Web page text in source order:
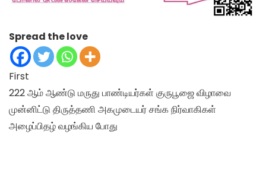
Spread the love
First
222 ஆம் ஆண்டு மருது பாண்டியர்கள் குருபூஜை விழாவை
முன்னிட்டு திருத்தணி அகமுடையர் சங்க நிர்வாகிகள்
அழைப்பிதழ் வழங்கிய போது